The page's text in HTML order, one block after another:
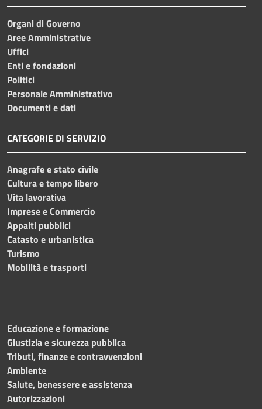
Organi di Governo
Aree Amministrative
Uffici
Enti e fondazioni
Politici
Personale Amministrativo
Documenti e dati
CATEGORIE DI SERVIZIO
Anagrafe e stato civile
Cultura e tempo libero
Vita lavorativa
Imprese e Commercio
Appalti pubblici
Catasto e urbanistica
Turismo
Mobilità e trasporti
Educazione e formazione
Giustizia e sicurezza pubblica
Tributi, finanze e contravvenzioni
Ambiente
Salute, benessere e assistenza
Autorizzazioni